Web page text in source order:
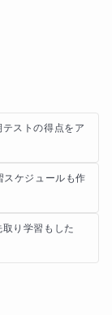
ストの得点をア
ケジュールも作
り学習もした